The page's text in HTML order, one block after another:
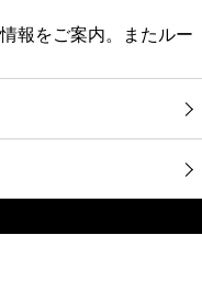
報をご案内。またルー